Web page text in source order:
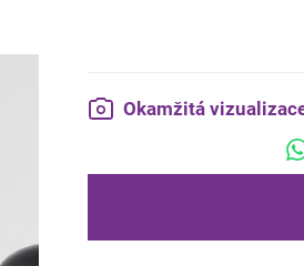
Okamžitá